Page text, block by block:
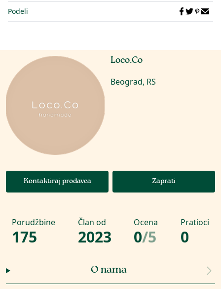
Podeli
Loco.Co
Beograd, RS
Kontaktiraj prodavca Zaprati
Porudžbine
175
Član od
2023
Ocena
0/5
Pratioci
0
O nama